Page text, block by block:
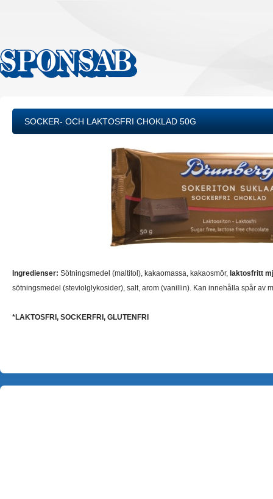
SOCKER- OCH LAKTOSFRI CHOKLAD 50G
Ingredienser: Sötningsmedel (maltitol), kakaomassa, kakaosmör, laktosfritt
sötningsmedel (steviolglykosider), salt, arom (vanillin). Kan innehålla spår av
*LAKTOSFRI, SOCKERFRI, GLUTENFRI